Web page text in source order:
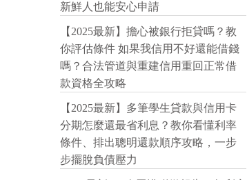
新鮮人也能安心申請
【2025最新】擔心被銀行拒貸嗎？教
你評估條件 如果我信用不好還能借錢
嗎？合法管道與重建信用重回正常借
款資格全攻略
【2025最新】多筆學生貸款與信用卡
分期怎麼還最省利息？教你看懂利率
條件、排出聰明還款順序攻略，一步
步擺脫負債壓力